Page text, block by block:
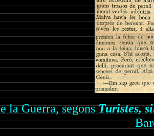
la Guerra, segonsTuristes,